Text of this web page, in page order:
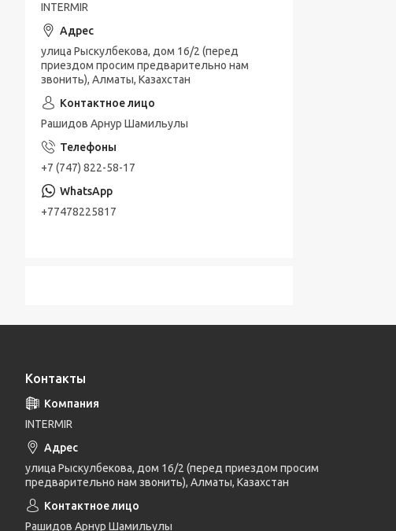
INTERMIR
улица Рыскулбекова, дом 16/2 (перед
приездом просим предварительно нам
звонить), Алматы, Казахстан
Рашидов Арнур Шамильулы
+7 (747) 822-58-17
+77478225817
Контакты
INTERMIR
улица Рыскулбекова, дом 16/2 (перед приездом просим
предварительно нам звонить), Алматы, Казахстан
Рашидов Арнур Шамильулы